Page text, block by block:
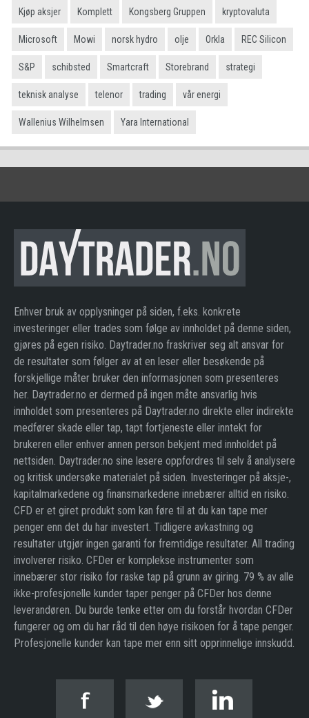
Kjøp aksjer Komplett Kongsberg Gruppen kryptovaluta
Microsoft Mowi norsk hydro olje Orkla REC Silicon
S&P schibsted Smartcraft Storebrand strategi
teknisk analyse telenor trading vår energi
Wallenius Wilhelmsen Yara International
Enhver bruk av opplysninger på siden, f.eks. konkrete
investeringer eller trades som følge av innholdet på denne siden,
gjøres på egen risiko. Daytrader.no fraskriver seg alt ansvar for
de resultater som følger av at en leser eller besøkende på
forskjellige måter bruker den informasjonen som presenteres
her. Daytrader.no er dermed på ingen måte ansvarlig hvis
innholdet som presenteres på Daytrader.no direkte eller indirekte
medfører skade eller tap, tapt fortjeneste eller inntekt for
brukeren eller enhver annen person bekjent med innholdet på
nettsiden. Daytrader.no sine lesere oppfordres til selv å analysere
og kritisk undersøke materialet på siden. Investeringer på aksje-,
kapitalmarkedene og finansmarkedene innebærer alltid en risiko.
CFD er et giret produkt som kan føre til at du kan tape mer
penger enn det du har investert. Tidligere avkastning og
resultater utgjør ingen garanti for fremtidige resultater. All trading
involverer risiko. CFDer er komplekse instrumenter som
innebærer stor risiko for raske tap på grunn av giring. 79 % av alle
ikke-profesjonelle kunder taper penger på CFDer hos denne
leverandøren. Du burde tenke etter om du forstår hvordan CFDer
fungerer og om du har råd til den høye risikoen for å tape penger.
Profesjonelle kunder kan tape mer enn sitt opprinnelige innskudd.